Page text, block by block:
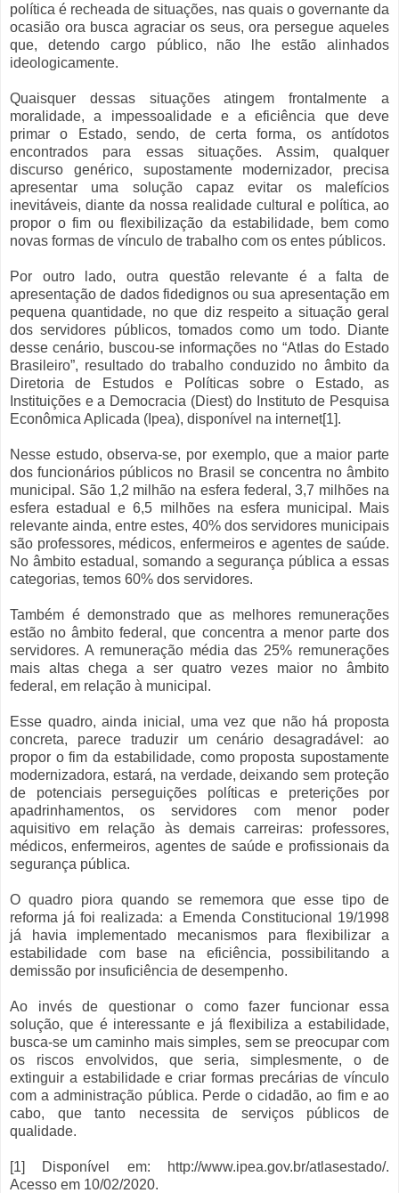
política é recheada de situações, nas quais o governante da
ocasião ora busca agraciar os seus, ora persegue aqueles
que, detendo cargo público, não lhe estão alinhados
ideologicamente.
Quaisquer dessas situações atingem frontalmente a
moralidade, a impessoalidade e a eficiência que deve
primar o Estado, sendo, de certa forma, os antídotos
encontrados para essas situações. Assim, qualquer
discurso genérico, supostamente modernizador, precisa
apresentar uma solução capaz evitar os malefícios
inevitáveis, diante da nossa realidade cultural e política, ao
propor o fim ou flexibilização da estabilidade, bem como
novas formas de vínculo de trabalho com os entes públicos.
Por outro lado, outra questão relevante é a falta de
apresentação de dados fidedignos ou sua apresentação em
pequena quantidade, no que diz respeito a situação geral
dos servidores públicos, tomados como um todo. Diante
desse cenário, buscou-se informações no “Atlas do Estado
Brasileiro”, resultado do trabalho conduzido no âmbito da
Diretoria de Estudos e Políticas sobre o Estado, as
Instituições e a Democracia (Diest) do Instituto de Pesquisa
Econômica Aplicada (Ipea), disponível na internet[1].
Nesse estudo, observa-se, por exemplo, que a maior parte
dos funcionários públicos no Brasil se concentra no âmbito
municipal. São 1,2 milhão na esfera federal, 3,7 milhões na
esfera estadual e 6,5 milhões na esfera municipal. Mais
relevante ainda, entre estes, 40% dos servidores municipais
são professores, médicos, enfermeiros e agentes de saúde.
No âmbito estadual, somando a segurança pública a essas
categorias, temos 60% dos servidores.
Também é demonstrado que as melhores remunerações
estão no âmbito federal, que concentra a menor parte dos
servidores. A remuneração média das 25% remunerações
mais altas chega a ser quatro vezes maior no âmbito
federal, em relação à municipal.
Esse quadro, ainda inicial, uma vez que não há proposta
concreta, parece traduzir um cenário desagradável: ao
propor o fim da estabilidade, como proposta supostamente
modernizadora, estará, na verdade, deixando sem proteção
de potenciais perseguições políticas e preterições por
apadrinhamentos, os servidores com menor poder
aquisitivo em relação às demais carreiras: professores,
médicos, enfermeiros, agentes de saúde e profissionais da
segurança pública.
O quadro piora quando se rememora que esse tipo de
reforma já foi realizada: a Emenda Constitucional 19/1998
já havia implementado mecanismos para flexibilizar a
estabilidade com base na eficiência, possibilitando a
demissão por insuficiência de desempenho.
Ao invés de questionar o como fazer funcionar essa
solução, que é interessante e já flexibiliza a estabilidade,
busca-se um caminho mais simples, sem se preocupar com
os riscos envolvidos, que seria, simplesmente, o de
extinguir a estabilidade e criar formas precárias de vínculo
com a administração pública. Perde o cidadão, ao fim e ao
cabo, que tanto necessita de serviços públicos de
qualidade.
[1] Disponível em: http://www.ipea.gov.br/atlasestado/.
Acesso em 10/02/2020.